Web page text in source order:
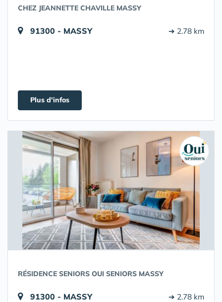
CHEZ JEANNETTE CHAVILLE MASSY
91300 - MASSY ➔ 2.78 km
Plus d'infos
RÉSIDENCE SENIORS OUI SENIORS MASSY
91300 - MASSY ➔ 2.78 km